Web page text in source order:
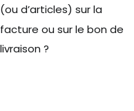
(ou d’articles) sur la
facture ou sur le bon de
livraison ?